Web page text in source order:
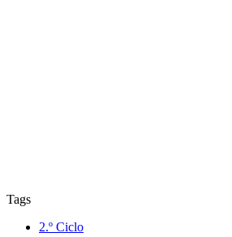
Tags
2.º Ciclo